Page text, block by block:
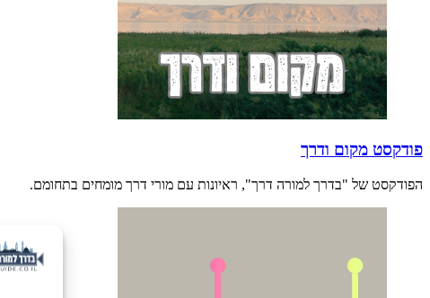
פודקסט מקום ודרך
הפודקסט של "בדרך למורה דרך", ראיונות עם מורי דרך מומחים בתחומם.